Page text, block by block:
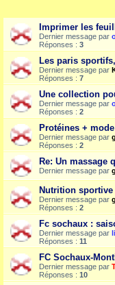
Imprimer les
Dernier message par
Réponses : 3
Les paris
Dernier message par
Réponses : 7
Une collection
Dernier message par
Réponses : 2
Protéines +
Dernier message par
Réponses : 2
Re: Un massage
Dernier message par
Nutrition sportive
Dernier message par
Réponses : 2
Fc sochaux :
Dernier message par
Réponses : 11
FC Sochaux-
Dernier message par
Réponses : 10